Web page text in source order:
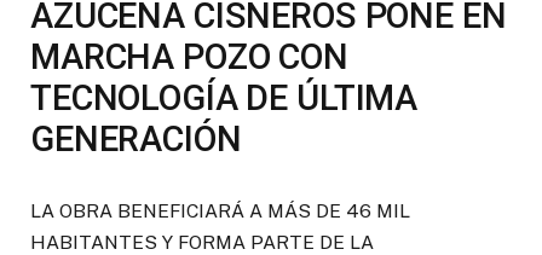
AZUCENA CISNEROS PONE EN
MARCHA POZO CON
TECNOLOGÍA DE ÚLTIMA
GENERACIÓN
LA OBRA BENEFICIARÁ A MÁS DE 46 MIL
HABITANTES Y FORMA PARTE DE LA